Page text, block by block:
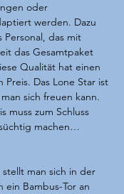
oder
werden. Dazu
Personal, das mit
das Gesamtpaket
Qualität hat einen
Das Lone Star ist
sich freuen kann.
muss zum Schluss
machen…
stellt man sich in der
ein Bambus-Tor an